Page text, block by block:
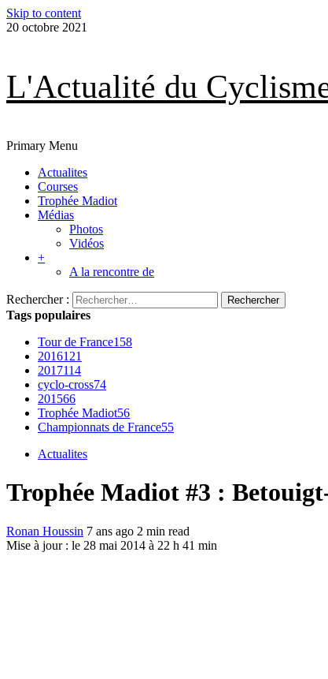
Skip to content
20 octobre 2021
L'Actualité du
Primary Menu
Actualites
Courses
Trophée Madiot
Médias
Photos
Vidéos
+
A la rencontre de
Rechercher :
Tags populaires
Tour de France158
2016121
2017114
cyclo-cross74
201566
Trophée Madiot56
Championnats de France55
Actualites
Trophée Madiot #3 :
Ronan Houssin 7 ans ago 2 min read
Mise à jour : le 28 mai 2014 à 22 h 41 min